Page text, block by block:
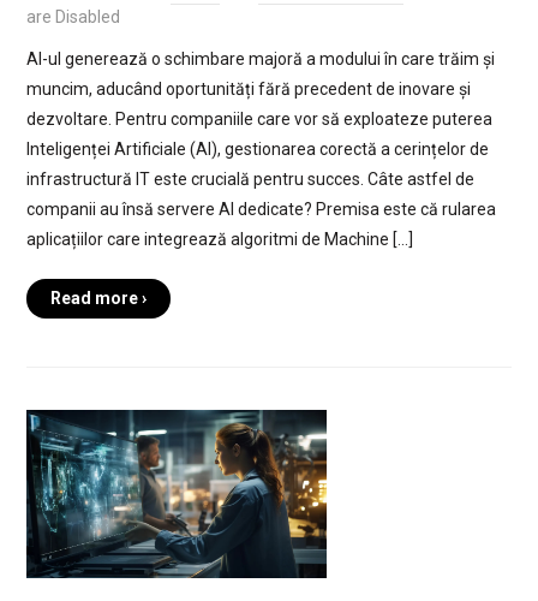
are Disabled
AI-ul generează o schimbare majoră a modului în care trăim și
muncim, aducând oportunități fără precedent de inovare și
dezvoltare. Pentru companiile care vor să exploateze puterea
Inteligenței Artificiale (AI), gestionarea corectă a cerințelor de
infrastructură IT este crucială pentru succes. Câte astfel de
companii au însă servere AI dedicate? Premisa este că rularea
aplicațiilor care integrează algoritmi de Machine […]
Read more ›